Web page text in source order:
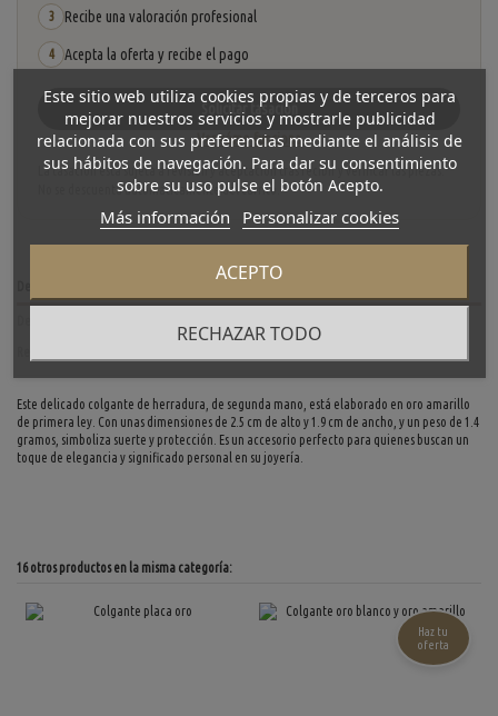
3 Recibe una valoración profesional
4 Acepta la oferta y recibe el pago
Solicitar tasación
Ver cómo funciona
La tasación está sujeta a revisión y aceptación tras recibir y verificar las piezas.
No se descuenta automáticamente del carrito.
Este delicado colgante de herradura, de segunda mano, está elaborado en oro amarillo
de primera ley. Con unas dimensiones de 2.5 cm de alto y 1.9 cm de ancho, y un peso de 1.4
gramos, simboliza suerte y protección. Es un accesorio perfecto para quienes buscan un
toque de elegancia y significado personal en su joyería.
16 otros productos en la misma categoría:
Haz tu
oferta
Este sitio web utiliza cookies propias y de terceros para
mejorar nuestros servicios y mostrarle publicidad
relacionada con sus preferencias mediante el análisis de
sus hábitos de navegación. Para dar su consentimiento
sobre su uso pulse el botón Acepto.
Más información Personalizar cookies
RECHAZAR TODO
ACEPTO